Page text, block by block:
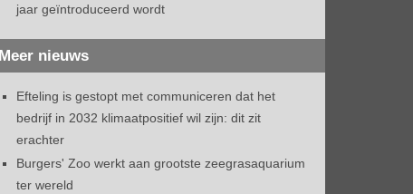
jaar geïntroduceerd wordt
Meer nieuws
Efteling is gestopt met communiceren dat het
bedrijf in 2032 klimaatpositief wil zijn: dit zit
erachter
Burgers' Zoo werkt aan grootste zeegrasaquarium
ter wereld